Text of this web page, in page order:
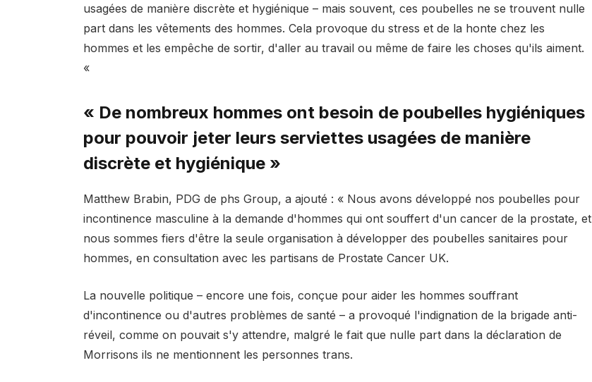
usagées de manière discrète et hygiénique – mais souvent, ces poubelles ne se trouvent nulle
part dans les vêtements des hommes. Cela provoque du stress et de la honte chez les
hommes et les empêche de sortir, d'aller au travail ou même de faire les choses qu'ils aiment.
«
« De nombreux hommes ont besoin de poubelles hygiéniques
pour pouvoir jeter leurs serviettes usagées de manière
discrète et hygiénique »
Matthew Brabin, PDG de phs Group, a ajouté : « Nous avons développé nos poubelles pour
incontinence masculine à la demande d'hommes qui ont souffert d'un cancer de la prostate, et
nous sommes fiers d'être la seule organisation à développer des poubelles sanitaires pour
hommes, en consultation avec les partisans de Prostate Cancer UK.
La nouvelle politique – encore une fois, conçue pour aider les hommes souffrant
d'incontinence ou d'autres problèmes de santé – a provoqué l'indignation de la brigade anti-
réveil, comme on pouvait s'y attendre, malgré le fait que nulle part dans la déclaration de
Morrisons ils ne mentionnent les personnes trans.